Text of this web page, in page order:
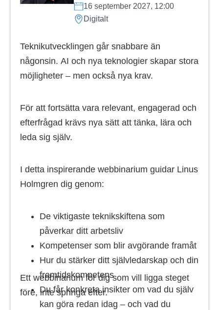
16 september 2027, 12:00
Digitalt
Teknikutvecklingen går snabbare än
någonsin. AI och nya teknologier skapar stora
möjligheter – men också nya krav.
För att fortsätta vara relevant, engagerad och
efterfrågad krävs nya sätt att tänka, lära och
leda sig själv.
I detta inspirerande webbinarium guidar Linus
Holmgren dig genom:
De viktigaste teknikskiftena som
påverkar ditt arbetsliv
Kompetenser som blir avgörande framåt
Hur du stärker ditt självledarskap och din
framtidskompetens
Du får konkreta insikter om vad du själv
kan göra redan idag – och vad du
Ett webbinarium för dig som vill ligga steget
före, inte springa efter.